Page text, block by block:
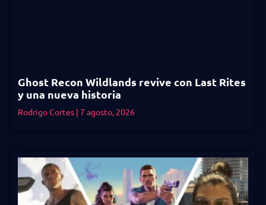
Ghost Recon Wildlands revive con Last Rites
y una nueva historia
Rodrigo Cortes 7 agosto, 2026